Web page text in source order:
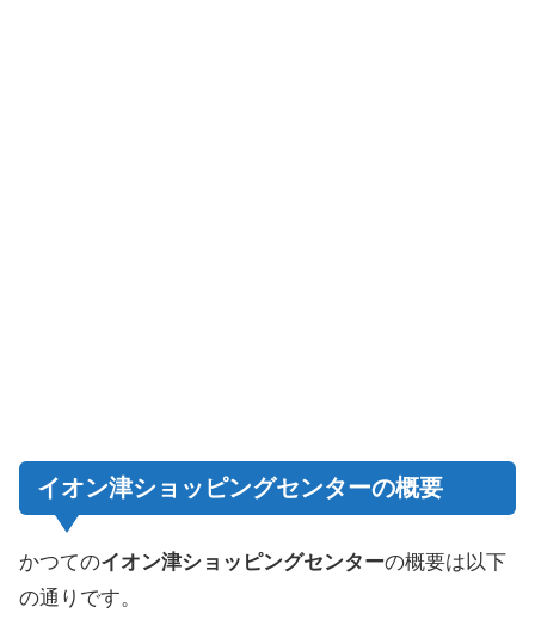
イオン津ショッピングセンターの概要
かつてのイオン津ショッピングセンターの概要は以下
の通りです。